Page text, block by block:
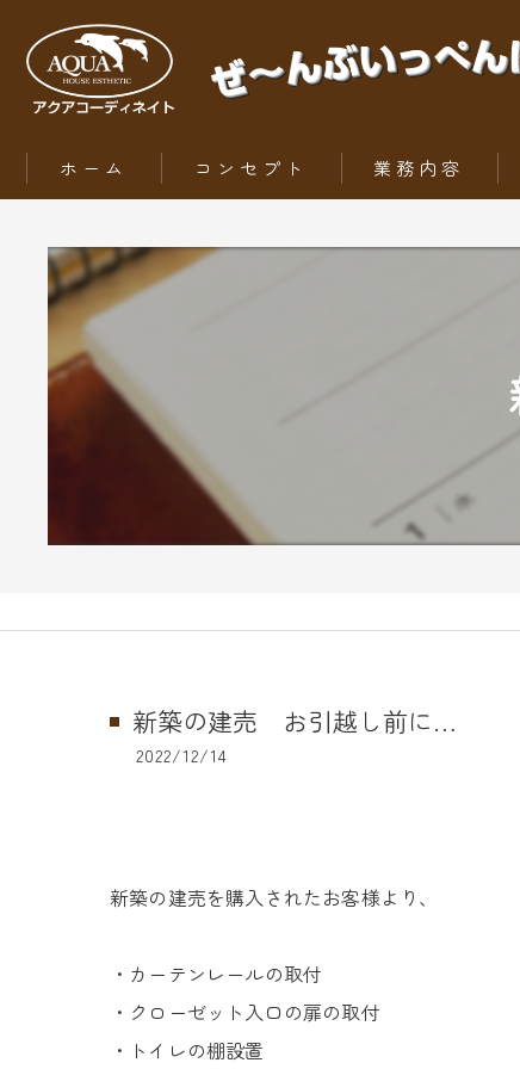
ホーム コンセプト 業務内容
ZEH（ゼッチ）とは
新築の建売 お引越し前に…
2022/12/14
新築の建売を購入されたお客様より、
・カーテンレールの取付
・クローゼット入口の扉の取付
・トイレの棚設置